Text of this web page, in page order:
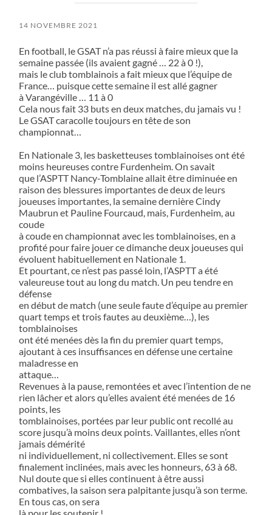
14 NOVEMBRE 2021
En football, le GSAT n’a pas réussi à faire mieux que la
semaine passée (ils avaient gagné … 22 à 0 !),
mais le club tomblainois a fait mieux que l’équipe de
France… puisque cette semaine il est allé gagner
à Varangéville … 11 à 0
Cela nous fait 33 buts en deux matches, du jamais vu !
Le GSAT caracolle toujours en tête de son
championnat…
En Nationale 3, les basketteuses tomblainoises ont été
moins heureuses contre Furdenheim. On savait
que l’ASPTT Nancy-Tomblaine allait être diminuée en
raison des blessures importantes de deux de leurs
joueuses importantes, la semaine dernière Cindy
Maubrun et Pauline Fourcaud, mais, Furdenheim, au
coude
à coude en championnat avec les tomblainoises, en a
profité pour faire jouer ce dimanche deux joueuses qui
évoluent habituellement en Nationale 1.
Et pourtant, ce n’est pas passé loin, l’ASPTT a été
valeureuse tout au long du match. Un peu tendre en
défense
en début de match (une seule faute d’équipe au premier
quart temps et trois fautes au deuxième…), les
tomblainoises
ont été menées dès la fin du premier quart temps,
ajoutant à ces insuffisances en défense une certaine
maladresse en
attaque…
Revenues à la pause, remontées et avec l’intention de ne
rien lâcher et alors qu’elles avaient été menées de 16
points, les
tomblainoises, portées par leur public ont recollé au
score jusqu’à moins deux points. Vaillantes, elles n’ont
jamais démérité
ni individuellement, ni collectivement. Elles se sont
finalement inclinées, mais avec les honneurs, 63 à 68.
Nul doute que si elles continuent à être aussi
combatives, la saison sera palpitante jusqu’à son terme.
En tous cas, on sera